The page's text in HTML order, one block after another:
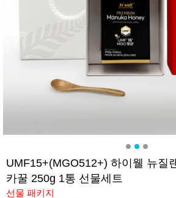
UMF15+(MGO512+) 하이웰 뉴질
카꿀 250g 1통 선물세트
선물 패키지